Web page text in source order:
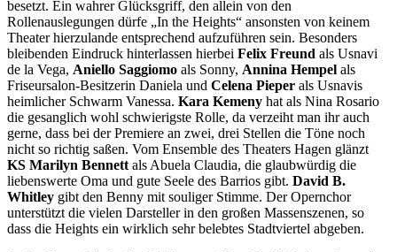
besetzt. Ein wahrer Glücksgriff, den allein von den
Rollenauslegungen dürfe „In the Heights“ ansonsten von keinem
Theater hierzulande entsprechend aufzuführen sein. Besonders
bleibenden Eindruck hinterlassen hierbei Felix Freund als Usnavi
de la Vega, Aniello Saggiomo als Sonny, Annina Hempel als
Friseursalon-Besitzerin Daniela und Celena Pieper als Usnavis
heimlicher Schwarm Vanessa. Kara Kemeny hat als Nina Rosario
die gesanglich wohl schwierigste Rolle, da verzeiht man ihr auch
gerne, dass bei der Premiere an zwei, drei Stellen die Töne noch
nicht so richtig saßen. Vom Ensemble des Theaters Hagen glänzt
KS Marilyn Bennett als Abuela Claudia, die glaubwürdig die
liebenswerte Oma und gute Seele des Barrios gibt. David B.
Whitley gibt den Benny mit souliger Stimme. Der Opernchor
unterstützt die vielen Darsteller in den großen Massenszenen, so
dass die Heights ein wirklich sehr belebtes Stadtviertel abgeben.